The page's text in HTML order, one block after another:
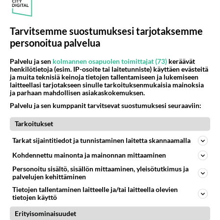
06.08.2026 16:54
Kuka melkein täysi-ikäinen hukkui?
17
Perussuomalaisten kannatus nousi rytinällä Ylen tänään julkaisemassa tuoreimmassa gallup-kyselyssä.
https://yle.fi/a/74-20239449 Perussuomalaisilla hurja- ja ylivoimaisesti suurin nousu tässä uudessa Ylen gallupissa. Kyl
06.08.2026 03:24
Maailman menoa
501
810
kenen näköinen
kaivattusi on ?
Mikä on ollut
Söpöintä välillämme?
06.08.2026 14:44
42
Hyvännäköinen pakkaus
Olet hyvännäköinen pakkaus nainen.
06.08.2026 13:03
37
Tarvitsemme suostumuksesi tarjotaksemme
personoitua palvelua
Palvelu ja sen kolmannen osapuolen toimittajat (73) keräävät
henkilötietoja (esim. IP-osoite tai laitetunniste) käyttäen evästeitä
ja muita teknisiä keinoja tietojen tallentamiseen ja lukemiseen
laitteellasi tarjotakseen sinulle tarkoituksenmukaisia mainoksia
ja parhaan mahdollisen asiakaskokemuksen.
Palvelu ja sen kumppanit tarvitsevat suostumuksesi seuraaviin:
Tarkoitukset
Tarkat sijaintitiedot ja tunnistaminen laitetta skannaamalla
Kohdennettu mainonta ja mainonnan mittaaminen
Personoitu sisältö, sisällön mittaaminen, yleisötutkimus ja
palvelujen kehittäminen
Tietojen tallentaminen laitteelle ja/tai laitteella olevien
tietojen käyttö
Erityisominaisuudet